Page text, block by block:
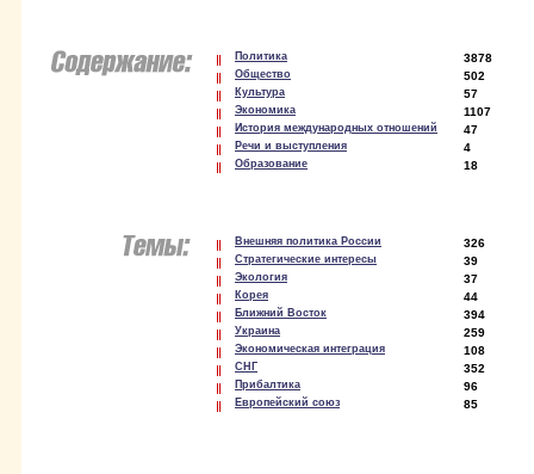
Политика 3878
Общество 502
Культура 57
Экономика 1107
История международных отношений 47
Речи и выступления 4
Образование 18
Внешняя политика России 326
Стратегические интересы 39
Экология 37
Корея 44
Ближний Восток 394
Украина 259
Экономическая интеграция 108
СНГ 352
Прибалтика 96
Европейский союз 85